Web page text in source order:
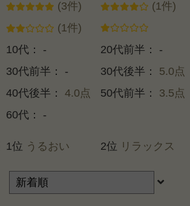
(3件)
(1件)
(1件)
10代： -
20代前半： -
30代前半： -
30代後半： 5.0点
40代後半： 4.0点 50代前半： 3.5点
60代： -
1位 うるおい 2位 リラックス